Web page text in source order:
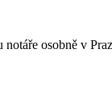
osobně v